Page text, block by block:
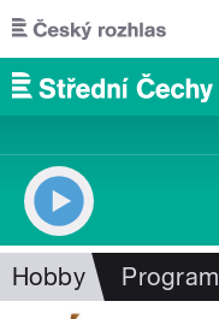
Přejít k hlavnímu obsahu
Hobby Program